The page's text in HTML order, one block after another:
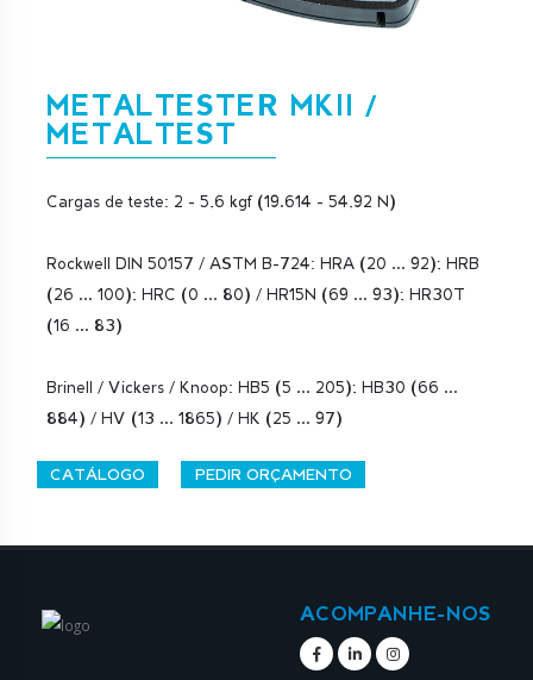
METALTESTER MKII /
METALTEST
Cargas de teste: 2 - 5,6 kgf (19.614 - 54,92 N)
Rockwell DIN 50157 / ASTM B-724: HRA (20 ... 92); HRB
(26 ... 100); HRC (0 ... 80) / HR15N (69 ... 93); HR30T
(16 ... 83)
Brinell / Vickers / Knoop: HB5 (5 ... 205); HB30 (66 ...
884) / HV (13 ... 1865) / HK (25 ... 97)
CATÁLOGO PEDIR ORÇAMENTO
ACOMPANHE-NOS